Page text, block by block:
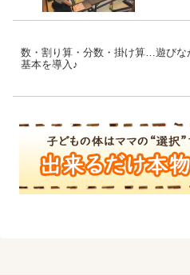
数・割り算・分数・掛け算…遊びな
基本を導入♪